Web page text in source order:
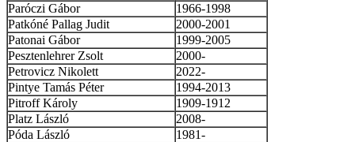
Paróczi Gábor
1966-1998
Patkóné Pallag Judit
2000-2001
Patonai Gábor
1999-2005
Pesztenlehrer Zsolt
2000-
Petrovicz Nikolett
2022-
Pintye Tamás Péter
1994-2013
Pitroff Károly
1909-1912
Platz László
2008-
Póda László
1981-